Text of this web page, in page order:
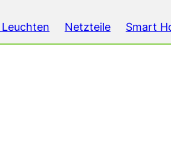
Leuchten Netzteile Smart